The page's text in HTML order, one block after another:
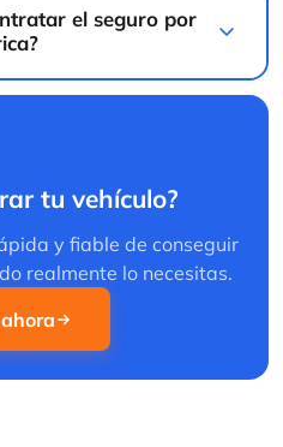
tu vehículo?
y fiable de conseguir
realmente lo necesitas.
ahora